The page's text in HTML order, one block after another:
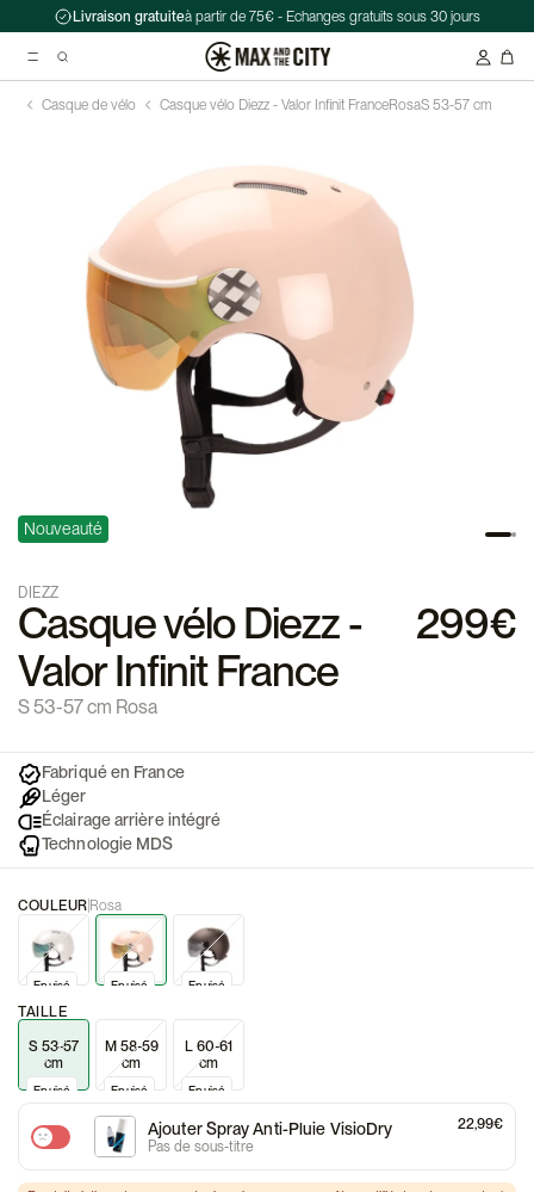
Livraison gratuiteà partir de 75€ - Echanges gratuits sous 30 jours
Antivol chaîne Kryptonite Evolution Series 4 1090 - 90 cm
Casque Abus HUD-Y ACE
Double sacoche Porte-Bagage - Ortlieb - Back-Roller Classic
Casque de vélo Casque vélo Diezz - Valor Infinit FranceRosaS 53-57 cm
Nouveauté
DIEZZ
Casque vélo Diezz -
Valor Infinit France
S 53-57 cm Rosa
299€
Fabriqué en France
Léger
Éclairage arrière intégré
Technologie MDS
COULEUR Rosa
Epuisé Epuisé Epuisé
TAILLE
S 53-57
cm
Epuisé
M 58-59
cm
Epuisé
L 60-61
cm
Epuisé
Ajouter Spray Anti-Pluie VisioDry
Pas de sous-titre
22,99€